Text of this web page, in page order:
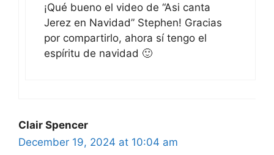
¡Qué bueno el video de “Asi canta
Jerez en Navidad” Stephen! Gracias
por compartirlo, ahora sí tengo el
espíritu de navidad 🙂
Clair Spencer
December 19, 2024 at 10:04 am